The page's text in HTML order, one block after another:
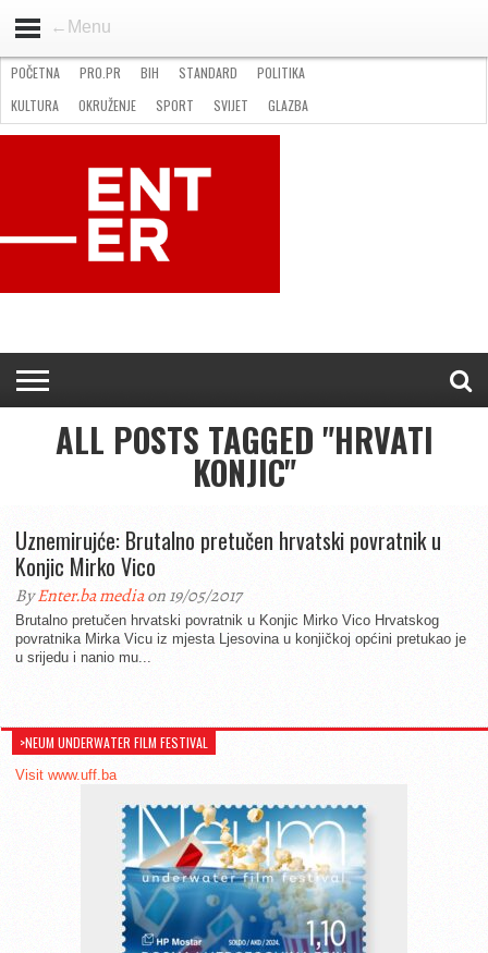
←Menu
STANDARD
GOSPODARSTVO
OKRUŽENJE
POČETNA PRO.PR BIH STANDARD
POLITIKA
KULTURA
OKRUŽENJE SPORT SVIJET
GLAZBA
NATJEČAJI
FILMING LOCATION IN BH KONTAKT
ALL POSTS TAGGED "HRVATI
KONJIC"
Uznemirujće: Brutalno pretučen hrvatski povratnik u
Konjic Mirko Vico
ByEnter.ba mediaon 19/05/2017
Brutalno pretučen hrvatski povratnik u Konjic Mirko Vico Hrvatskog
povratnika Mirka Vicu iz mjesta Ljesovina u konjičkoj općini pretukao je
u srijedu i nanio mu...
>NEUM UNDERWATER FILM FESTIVAL
Visit www.uff.ba